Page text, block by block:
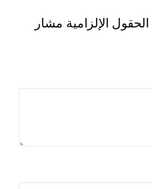
الحقول الإلزامية مشار